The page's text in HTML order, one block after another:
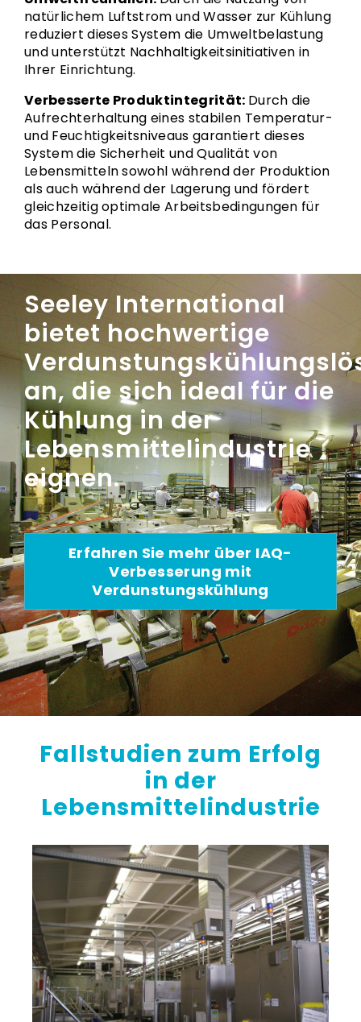
natürlichem Luftstrom und Wasser zur Kühlung
reduziert dieses System die Umweltbelastung
und unterstützt Nachhaltigkeitsinitiativen in
Ihrer Einrichtung.
Verbesserte Produktintegrität: Durch die
Aufrechterhaltung eines stabilen Temperatur-
und Feuchtigkeitsniveaus garantiert dieses
System die Sicherheit und Qualität von
Lebensmitteln sowohl während der Produktion
als auch während der Lagerung und fördert
gleichzeitig optimale Arbeitsbedingungen für
das Personal.
Seeley International
bietet hochwertige
an, die sich ideal für die
Kühlung in der
Lebensmittelindustrie
eignen.
Erfahren Sie mehr über IAQ-
Verbesserung mit
Verdunstungskühlung
Fallstudien zum Erfolg
in der
Lebensmittelindustrie